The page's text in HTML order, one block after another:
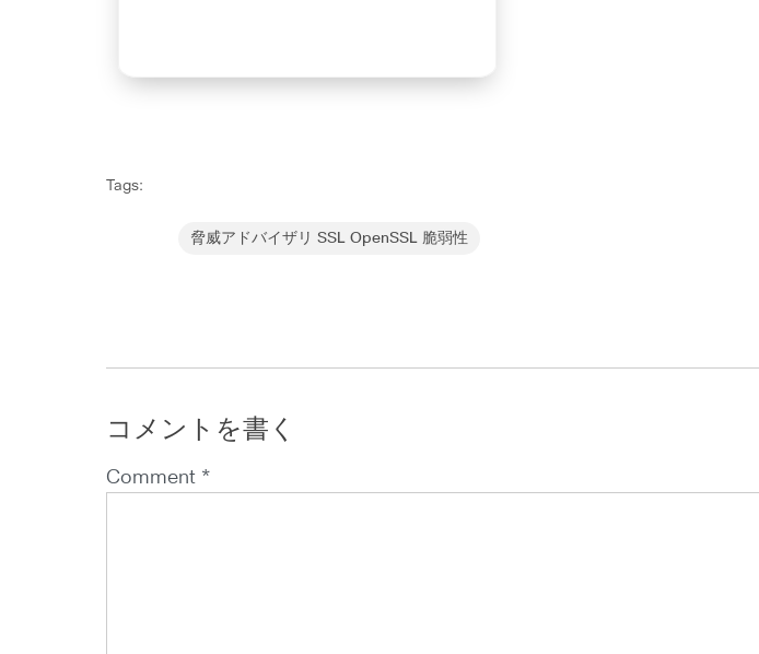
Tags:
脅威アドバイザリ SSL OpenSSL 脆弱性
コメントを書く
Comment *